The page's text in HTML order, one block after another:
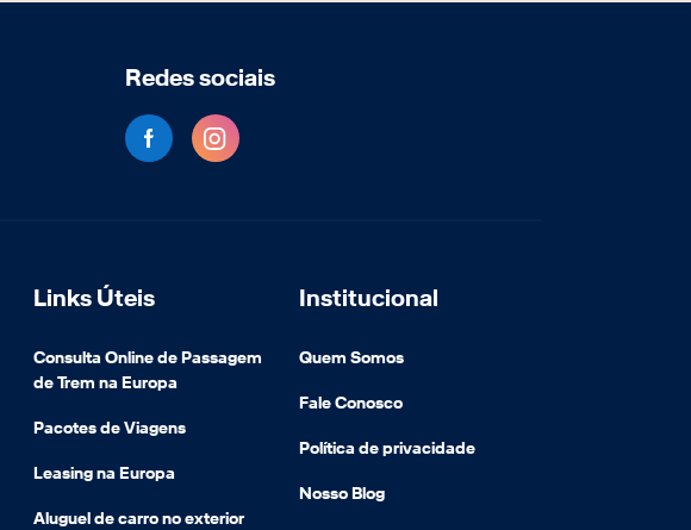
Redes sociais
Links Úteis
Consulta Online de Passagem
de Trem na Europa
Pacotes de Viagens
Leasing na Europa
Aluguel de carro no exterior
Institucional
Quem Somos
Fale Conosco
Política de privacidade
Nosso Blog